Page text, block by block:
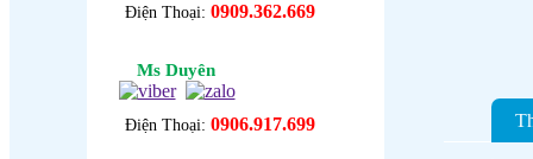
Điện Thoại: 0909.362.669
Ms Duyên
Điện Thoại: 0906.917.699